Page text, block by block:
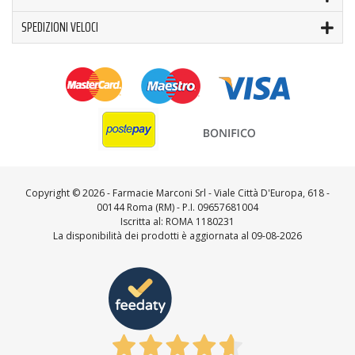
SPEDIZIONI VELOCI
Copyright ©2026 - Farmacie Marconi Srl - Viale Città D'Europa, 618 -
00144 Roma (RM) - P.I. 09657681004
Iscritta al: ROMA 1180231
La disponibilità dei prodotti è aggiornata al 09-08-2026